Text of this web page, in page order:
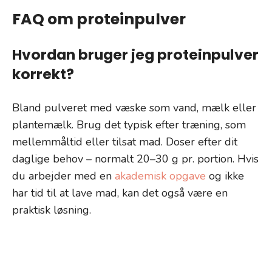
FAQ om proteinpulver
Hvordan bruger jeg proteinpulver
korrekt?
Bland pulveret med væske som vand, mælk eller
plantemælk. Brug det typisk efter træning, som
mellemmåltid eller tilsat mad. Doser efter dit
daglige behov – normalt 20–30 g pr. portion. Hvis
du arbejder med en akademisk opgave og ikke
har tid til at lave mad, kan det også være en
praktisk løsning.